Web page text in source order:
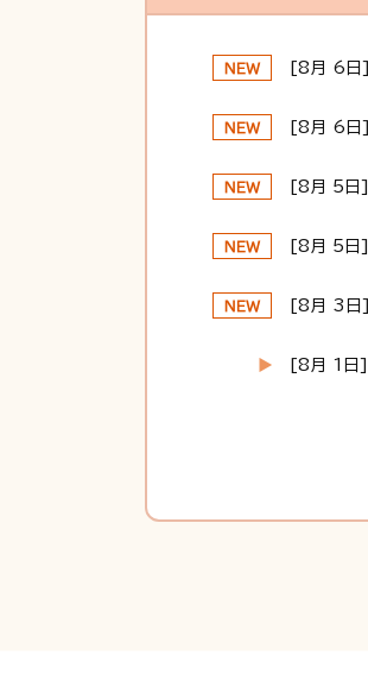
[8月 6日]
[8月 6日]
[8月 5日]
[8月 5日]
[8月 3日]
[8月 1日]